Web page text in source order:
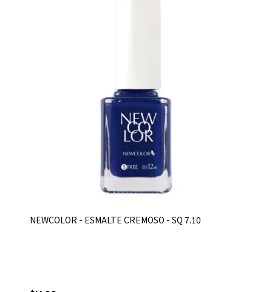
NEWCOLOR - ESMALTE CREMOSO - SQ 7.10